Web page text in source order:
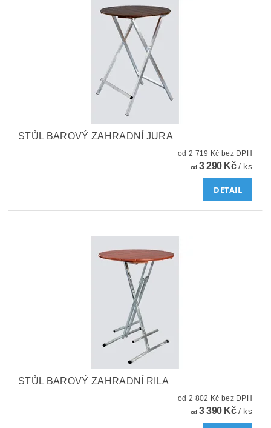
STŮL BAROVÝ ZAHRADNÍ JURA
od 2 719 Kč bez DPH
od3 290 Kč/ ks
DETAIL
STŮL BAROVÝ ZAHRADNÍ RILA
od 2 802 Kč bez DPH
od3 390 Kč/ ks